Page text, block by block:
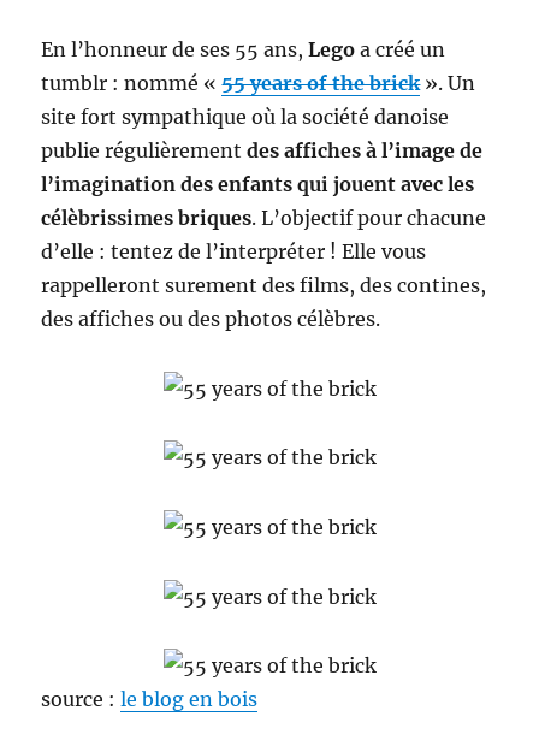
En l’honneur de ses 55 ans,Lego a créé un
tumblr : nommé «55 years of the brick». Un
site fort sympathique où la société danoise
publie régulièrementdes affiches à l’image de
l’imagination des enfants qui jouent avec les
célèbrissimes briques. L’objectif pour chacune
d’elle : tentez de l’interpréter ! Elle vous
rappelleront surement des films, des contines,
des affiches ou des photos célèbres.
source :le blog en bois